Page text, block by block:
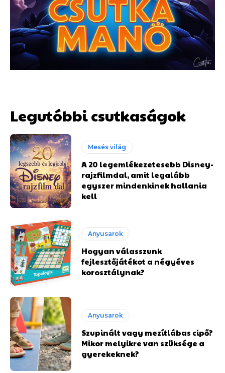
Legutóbbi csutkaságok
Mesés világ
A 20 legemlékezetesebb Disney-
rajzfilmdal, amit legalább
egyszer mindenkinek hallania
kell
Anyusarok
Hogyan válasszunk
fejlesztőjátékot a négyéves
korosztálynak?
Anyusarok
Szupinált vagy mezítlábas cipő?
Mikor melyikre van szüksége a
gyerekeknek?